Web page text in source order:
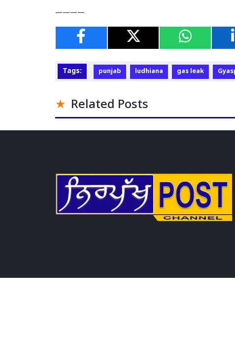
————
Tags: punjab ludhiana gas leak
Related Posts